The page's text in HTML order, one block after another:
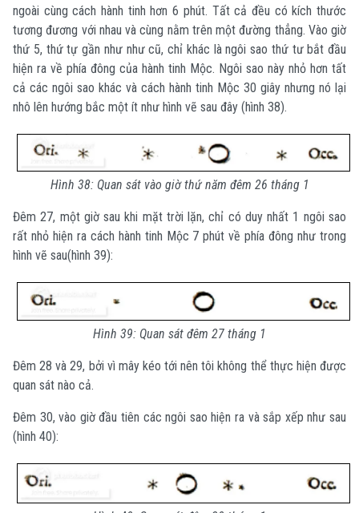
ngoài cùng cách hành tinh hơn 6 phút. Tất cả đều có kích thước
tương đương với nhau và cùng nằm trên một đường thẳng. Vào giờ
thứ 5, thứ tự gần như như cũ, chỉ khác là ngôi sao thứ tư bắt đầu
hiện ra về phía đông của hành tinh Mộc. Ngôi sao này nhỏ hơn tất
cả các ngôi sao khác và cách hành tinh Mộc 30 giây nhưng nó lại
nhô lên hướng bắc một ít như hình vẽ sau đây (hình 38).
Hình 38: Quan sát vào giờ thứ năm đêm 26 tháng 1
Đêm 27, một giờ sau khi mặt trời lặn, chỉ có duy nhất 1 ngôi sao
rất nhỏ hiện ra cách hành tinh Mộc 7 phút về phía đông như trong
hình vẽ sau(hình 39):
Hình 39: Quan sát đêm 27 tháng 1
Đêm 28 và 29, bởi vì mây kéo tới nên tôi không thể thực hiện được
quan sát nào cả.
Đêm 30, vào giờ đầu tiên các ngôi sao hiện ra và sắp xếp như sau
(hình 40):